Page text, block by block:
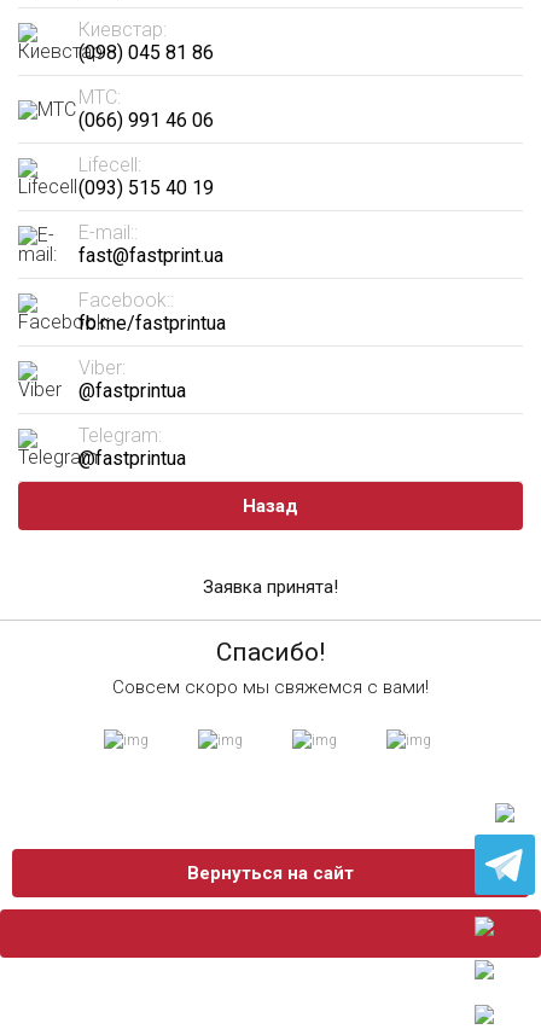
Киевстар:
(098) 045 81 86
МТС:
(066) 991 46 06
Lifecell:
(093) 515 40 19
E-mail::
fast@fastprint.ua
Facebook::
fb.me/fastprintua
Viber:
@fastprintua
Telegram:
@fastprintua
Назад
Заявка принята!
Спасибо!
Совсем скоро мы свяжемся с вами!
Вернуться на сайт